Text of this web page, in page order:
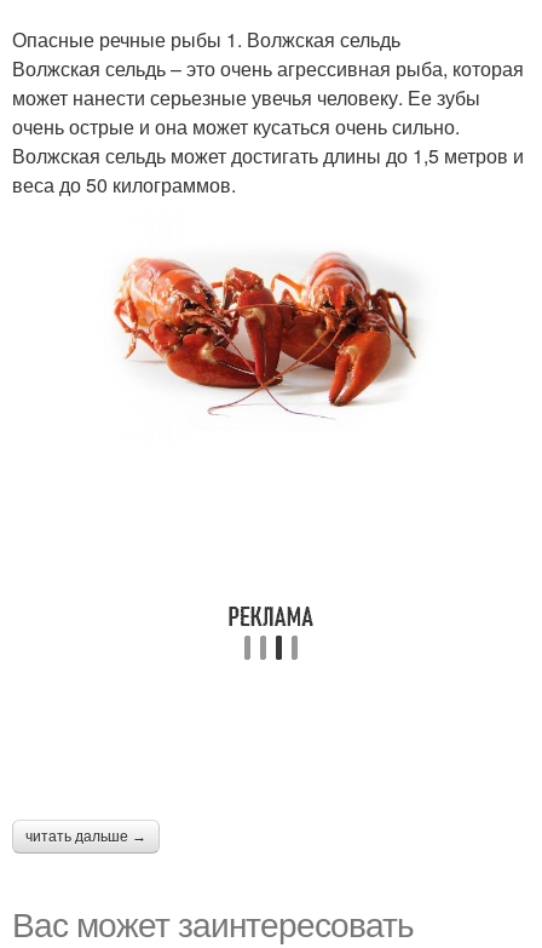
Опасные речные рыбы 1. Волжская сельдь
Волжская сельдь – это очень агрессивная рыба, которая
может нанести серьезные увечья человеку. Ее зубы
очень острые и она может кусаться очень сильно.
Волжская сельдь может достигать длины до 1,5 метров и
веса до 50 килограммов.
читать дальше →
Вас может заинтересовать